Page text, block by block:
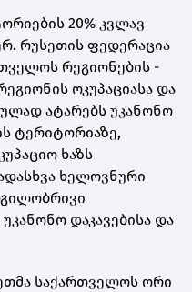
20% კვლავ
რუსეთის ფედერაცია
რეგიონების -
ოკუპაციასა და
ატარებს უკანონო
ტერიტორიაზე,
ხაზს
ხელოვნური
დაკავებისა და
საქართველოს ორი